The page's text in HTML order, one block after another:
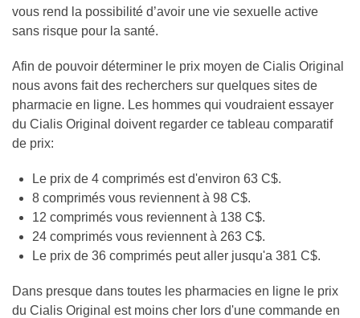
vous rend la possibilité d’avoir une vie sexuelle active
sans risque pour la santé.
Afin de pouvoir déterminer le prix moyen de Cialis Original
nous avons fait des recherchers sur quelques sites de
pharmacie en ligne. Les hommes qui voudraient essayer
du Cialis Original doivent regarder ce tableau comparatif
de prix:
Le prix de 4 comprimés est d'environ 63 C$.
8 comprimés vous reviennent à 98 C$.
12 comprimés vous reviennent à 138 C$.
24 comprimés vous reviennent à 263 C$.
Le prix de 36 comprimés peut aller jusqu'a 381 C$.
Dans presque dans toutes les pharmacies en ligne le prix
du Cialis Original est moins cher lors d'une commande en